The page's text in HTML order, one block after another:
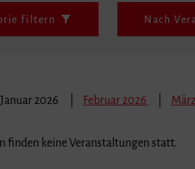
filtern Nach
Januar 2026 Februar 2026
finden keine Veranstaltungen statt.